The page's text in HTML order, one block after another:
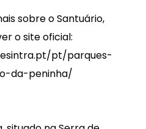
sobre o Santuário,
o site oficial:
pt/parques-
da-peninha/